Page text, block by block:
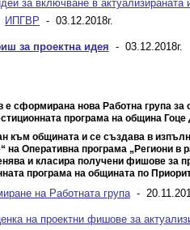
за включване в актуализираната
ИПГВР - 03.12.2018г.
за проектна идея - 03.12.2018г.
сформирана нова Работна група за
програма на община Гоце
към общината и се създава в
на Оперативна програма „Региони
и класира получени фишове за
програма на общината по
на Работната група-
на проектни фишове за